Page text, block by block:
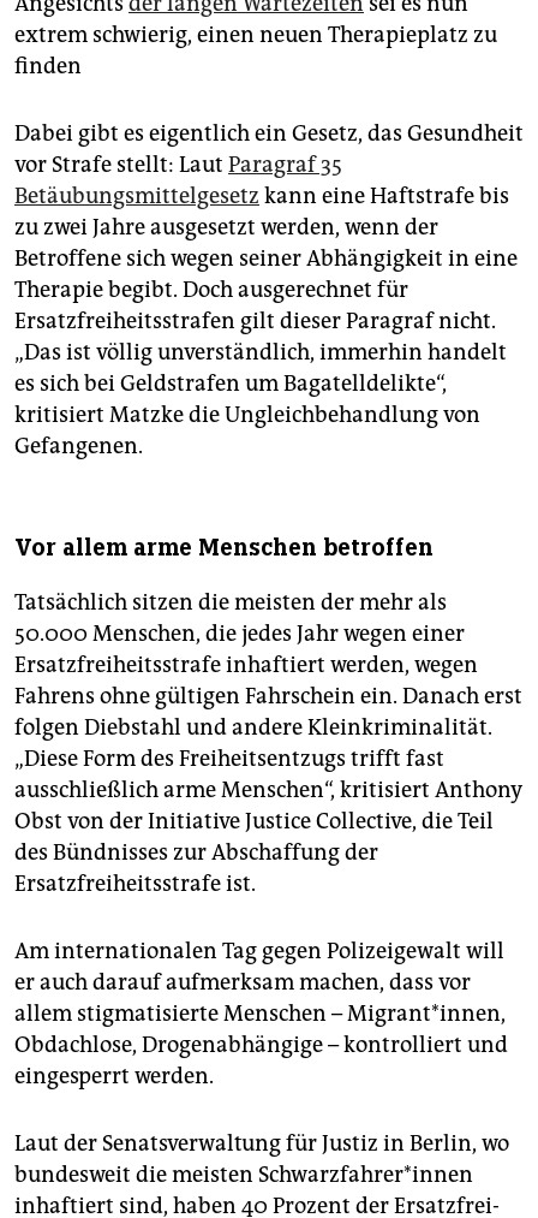
extrem schwierig, einen neuen Therapieplatz zu
finden
Dabei gibt es eigentlich ein Gesetz, das Gesundheit
vor Strafe stellt: Laut Paragraf 35
Betäubungsmittelgesetz kann eine Haftstrafe bis
zu zwei Jahre ausgesetzt werden, wenn der
Betroffene sich wegen seiner Abhängigkeit in eine
Therapie begibt. Doch ausgerechnet für
Ersatzfreiheitsstrafen gilt dieser Paragraf nicht.
„Das ist völlig unverständlich, immerhin handelt
es sich bei Geldstrafen um Bagatelldelikte“,
kritisiert Matzke die Ungleichbehandlung von
Gefangenen.
Vor allem arme Menschen betroffen
Tatsächlich sitzen die meisten der mehr als
50.000 Menschen, die jedes Jahr wegen einer
Ersatzfreiheitsstrafe inhaftiert werden, wegen
Fahrens ohne gültigen Fahrschein ein. Danach erst
folgen Diebstahl und andere Kleinkriminalität.
„Diese Form des Freiheitsentzugs trifft fast
ausschließlich arme Menschen“, kritisiert Anthony
Obst von der Initiative Justice Collective, die Teil
des Bündnisses zur Abschaffung der
Ersatzfreiheitsstrafe ist.
Am internationalen Tag gegen Polizeigewalt will
er auch darauf aufmerksam machen, dass vor
allem stigmatisierte Menschen – Migrant*innen,
Obdachlose, Drogenabhängige – kontrolliert und
eingesperrt werden.
Laut der Senatsverwaltung für Justiz in Berlin, wo
bundesweit die meisten Schwarz­fah­re­r*in­nen
inhaftiert sind, haben 40 Prozent der Er­satz­frei­